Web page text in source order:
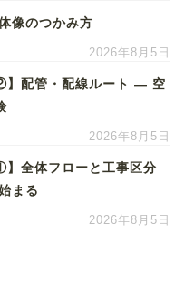
像のつかみ方
2026年8月5日
】配管・配線ルート ― 空
2026年8月5日
】全体フローと工事区分
まる
2026年8月5日